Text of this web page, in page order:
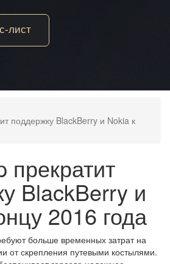
поддержку BlackBerry и Nokia к
прекратит
BlackBerry и
2016 года
больше временных затрат на
от скрепления путевыми костылями.